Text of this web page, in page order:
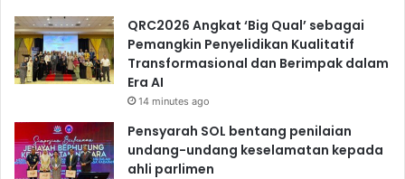
QRC2026 Angkat ‘Big Qual’ sebagai
Pemangkin Penyelidikan Kualitatif
Transformasional dan Berimpak dalam
Era AI
14 minutes ago
Pensyarah SOL bentang penilaian
undang-undang keselamatan kepada
ahli parlimen